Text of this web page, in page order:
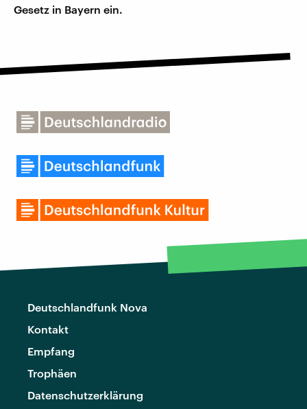
Gesetz in Bayern ein.
Deutschlandfunk Nova
Kontakt
Empfang
Trophäen
Datenschutzerklärung